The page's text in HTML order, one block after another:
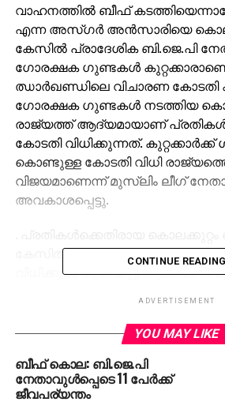
വാഹനത്തില്‍ ബീഫ്
എന്ന അസ്ഗര്‍ അന്‍സാരിയെ
കേസില്‍ പ്രാദേശിക ബി.ജെ.പി
ഗോരക്ഷക ഗുണ്ടകള്‍
ഝാര്‍ഖണ്ഡിലെ വിചാരണ കോടതി
ഗോരക്ഷക ഗുണ്ടകള്‍ നടത്തിയ
രാജ്യത്ത് ആദ്യമായാണ് പ്രതികള്‍
കോടതി വിധിക്കുന്നത്. കുറ്റക്കാര്‍ക്ക്
കൊണ്ടുള്ള കോടതി വിധി
വിജയമാണെന്ന് മുസ്ലിം ലീഗ്
അവകാശപ്പെട്ടു.
കേസില്‍ ഈ മാസം
വിധിക്കുക, ആള്‍ക്കൂട്ട ആക്രമണം
അനുസരിച്ചാണ് മൂന്നു പ്രതികള്‍
ബീഫ് കടത്തിയതിന് രാംഘട്ടില്‍
ഗോരക്ഷക ഗുണ്ടകള്‍ അസ്ഗര്‍
CONTINUE READING
ADVERTISEMENT
YOU MAY LIKE
ബീഫ് കൊല: ബി.ജെ.പി
നേതാവുള്‍പ്പെടെ 11 പേര്‍ക്ക്
ജീവപര്യന്തം